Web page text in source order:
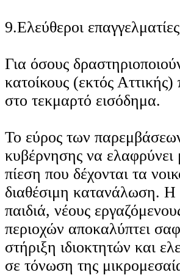
9.Ελεύθεροι
Για όσους
κατοίκους (εκτός
στο τεκμαρτό εισόδημα.
Το εύρος των
κυβέρνησης να
πίεση που δέχονται τα
διαθέσιμη κατανάλωση. Η
παιδιά, νέους
περιοχών αποκαλύπτει
στήριξη ιδιοκτητών και
σε τόνωση της